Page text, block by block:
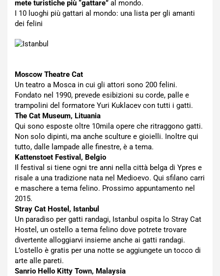
mete turistiche più “gattare” al mondo.
I 10 luoghi più gattari al mondo: una lista per gli amanti
dei felini
Moscow Theatre Cat
Un teatro a Mosca in cui gli attori sono 200 felini.
Fondato nel 1990, prevede esibizioni su corde, palle e
trampolini del formatore Yuri Kuklacev con tutti i gatti.
The Cat Museum, Lituania
Qui sono esposte oltre 10mila opere che ritraggono gatti.
Non solo dipinti, ma anche sculture e gioielli. Inoltre qui
tutto, dalle lampade alle finestre, è a tema.
Kattenstoet Festival, Belgio
Il festival si tiene ogni tre anni nella città belga di Ypres e
risale a una tradizione nata nel Medioevo. Qui sfilano carri
e maschere a tema felino. Prossimo appuntamento nel
2015.
Stray Cat Hostel, Istanbul
Un paradiso per gatti randagi, Istanbul ospita lo Stray Cat
Hostel, un ostello a tema felino dove potrete trovare
divertente alloggiarvi insieme anche ai gatti randagi.
L’ostello è gratis per una notte se aggiungete un tocco di
arte alle pareti.
Sanrio Hello Kitty Town, Malaysia